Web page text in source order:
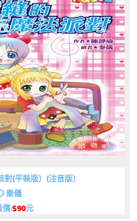
(平裝版）(注音版）
秦儀
:$90元